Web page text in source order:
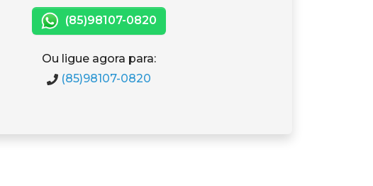
(85)98107-0820
Ou ligue agora para:
(85)98107-0820